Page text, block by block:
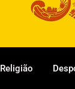
Religião